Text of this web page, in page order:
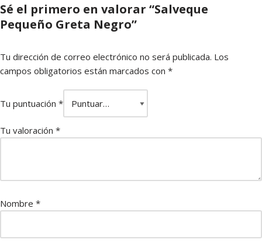
Sé el primero en valorar “Salveque
Pequeño Greta Negro”
Tu dirección de correo electrónico no será publicada. Los
campos obligatorios están marcados con *
Tu puntuación *
Tu valoración *
Nombre *